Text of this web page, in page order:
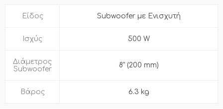
Είδος Subwoofer με Ενισχυτή
Ισχύς 500 W
Διάμετρος
Subwoofer
8" (200 mm)
Βάρος 6.3 kg